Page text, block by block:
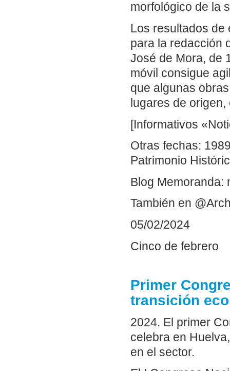
morfológico de la
Los resultados de
para la redacción
José de Mora, de
móvil consigue
que algunas
lugares de
[Informativos
Otras fechas:
Patrimonio
Blog Memoranda:
También en
05/02/2024
Cinco de febrero
Primer
transición
2024. El primer
celebra en
en el sector.